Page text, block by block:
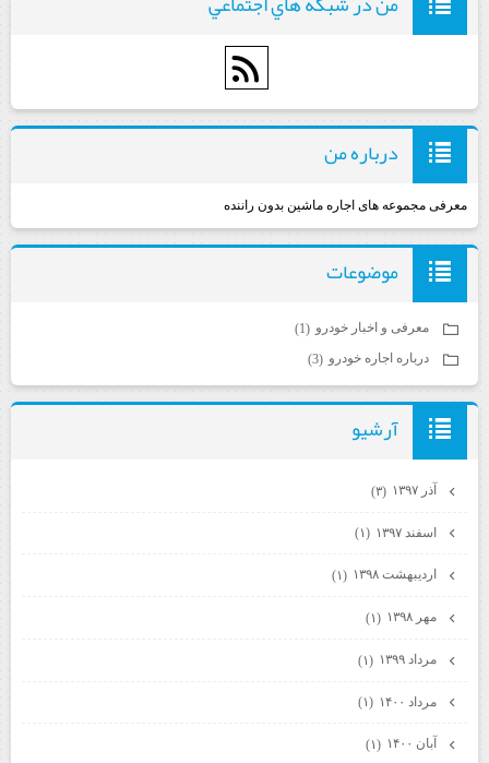
درباره من
معرفی مجموعه های اجاره ماشین بدون راننده
موضوعات
معرفی و اخبار خودرو (1)
درباره اجاره خودرو (3)
آرشيو
آذر ۱۳۹۷ (۳)
اسفند ۱۳۹۷ (۱)
اردیبهشت ۱۳۹۸ (۱)
مهر ۱۳۹۸ (۱)
مرداد ۱۳۹۹ (۱)
مرداد ۱۴۰۰ (۱)
آبان ۱۴۰۰ (۱)